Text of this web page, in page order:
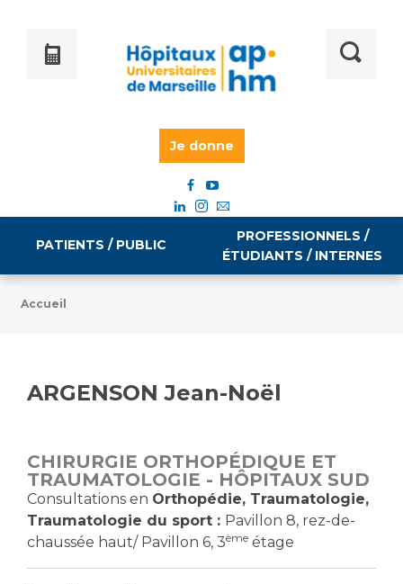
Je donne
PATIENTS / PUBLIC
Tarifs
Vous allez être hospitalisé(e)
Vous avez un examen d'imagerie ou de radiologie
à réaliser
Vous avez une analyse à réaliser
Vous venez en consultation
myaphm, votre espace santé en ligne
PROFESSIONNELS /
ÉTUDIANTS / INTERNES
Emploi / formation
Emplois administratifs
Emplois médicaux
Espace Formation
Étudiants hospitaliers
Emplois techniques et médico-techniques
Accueil
ARGENSON Jean-Noël
CHIRURGIE ORTHOPÉDIQUE ET
TRAUMATOLOGIE - HÔPITAUX SUD
Consultations en Orthopédie, Traumatologie,
Traumatologie du sport : Pavillon 8, rez-de-
chaussée haut/ Pavillon 6, 3ème étage